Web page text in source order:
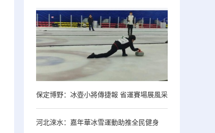
保定博野：冰壺小將傳捷報 省運賽場展風采
河北淶水：嘉年華冰雪運動助推全民健身